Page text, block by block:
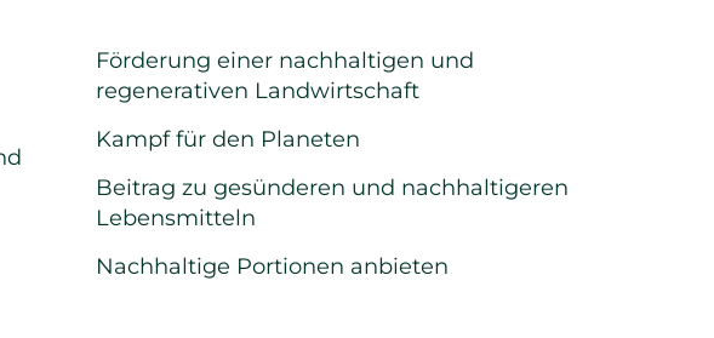
Förderung einer nachhaltigen und
regenerativen Landwirtschaft
Kampf für den Planeten
Beitrag zu gesünderen und nachhaltigeren
Lebensmitteln
Nachhaltige Portionen anbieten